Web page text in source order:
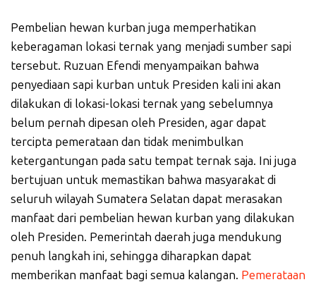
Pembelian hewan kurban juga memperhatikan
keberagaman lokasi ternak yang menjadi sumber sapi
tersebut. Ruzuan Efendi menyampaikan bahwa
penyediaan sapi kurban untuk Presiden kali ini akan
dilakukan di lokasi-lokasi ternak yang sebelumnya
belum pernah dipesan oleh Presiden, agar dapat
tercipta pemerataan dan tidak menimbulkan
ketergantungan pada satu tempat ternak saja. Ini juga
bertujuan untuk memastikan bahwa masyarakat di
seluruh wilayah Sumatera Selatan dapat merasakan
manfaat dari pembelian hewan kurban yang dilakukan
oleh Presiden. Pemerintah daerah juga mendukung
penuh langkah ini, sehingga diharapkan dapat
memberikan manfaat bagi semua kalangan. Pemerataan